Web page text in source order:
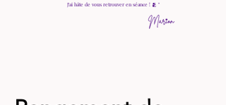
J'ai hâte de vous retrouver en séance ! 🫂 "